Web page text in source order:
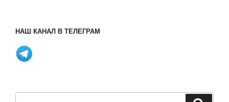
плата
Ryzen
НАШ КАНАЛ В ТЕЛЕГРАМ